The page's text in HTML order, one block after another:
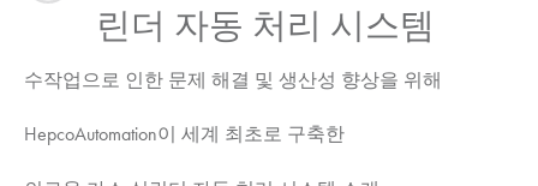
린더 자동 처리 시스템
수작업으로 인한 문제 해결 및 생산성 향상을 위해
HepcoAutomation이 세계 최초로 구축한